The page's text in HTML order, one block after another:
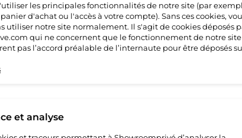
les principales fonctionnalités de notre site (par
d'achat ou l'accès à votre compte). Sans ces cookies,
utiliser notre site normalement. Il s'agit de cookies déposés
qui ne concernent que le fonctionnement de notre
pas l’accord préalable de l’internaute pour être déposés
et analyse